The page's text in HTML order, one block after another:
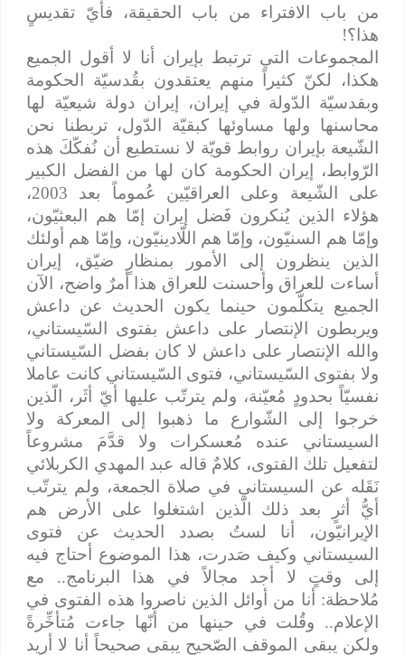
من باب الافتراء من باب الحقيقة، فأيّ تقديسٍ
هذا؟!
المجموعات التي ترتبط بإيران أنا لا أقول الجميع
هكذا، لكنّ كثيراً منهم يعتقدون بقُدسيّة الحكومة
وبقدسيّة الدّولة في إيران، إيران دولة شيعيّة لها
محاسنها ولها مساوئها كبقيّة الدّول، تربطنا نحن
الشّيعة بإيران روابط قويّة لا نستطيع أن نُفكّكَ هذه
الرّوابط، إيران الحكومة كان لها من الفضل الكبير
على الشّيعة وعلى العراقيّين عُموماً بعد 2003،
هؤلاء الذين يُنكرون فَضل إيران إمّا هم البعثيّون،
وإمّا هم السنيّون، وإمّا هم اللّادينيّون، وإمّا هم أولئك
الذين ينظرون إلى الأمور بمنظارٍ ضيّق، إيران
أساءت للعراق وأحسنت للعراق هذا أمرٌ واضح، الآن
الجميع يتكلّمون حينما يكون الحديث عن داعش
ويربطون الإنتصار على داعش بفتوى السّيستاني،
والله الإنتصار على داعش لا كان بفضل السّيستاني
ولا بفتوى السّيستاني، فتوى السّيستاني كانت عاملا
نفسيّاً بحدودٍ مُعيّنة، ولم يترتّب عليها أيّ أثَر، الّذين
خرجوا إلى الشّوارع ما ذهبوا إلى المعركة ولا
السيستاني عنده مُعسكرات ولا قدَّمَ مشروعاً
لتفعيل تلك الفتوى، كلامٌ قاله عبد المهدي الكربلائي
نَقَله عن السيستاني في صلاة الجمعة، ولم يترتّب
أيُّ أثرٍ بعد ذلك الّذين اشتغلوا على الأرض هم
الإيرانيّون، أنا لستُ بصدد الحديث عن فتوى
السيستاني وكيف صَدرت، هذا الموضوع أحتاج فيه
إلى وقتٍ لا أجد مجالاً في هذا البرنامج.. مع
مُلاحظة: أنا من أوائل الذين ناصروا هذه الفتوى في
الإعلام.. وقُلت في حينها من أنّها جاءت مُتأخِّرةً
ولكن يبقى الموقف الصّحيح يبقى صحيحاً أنا لا أريد